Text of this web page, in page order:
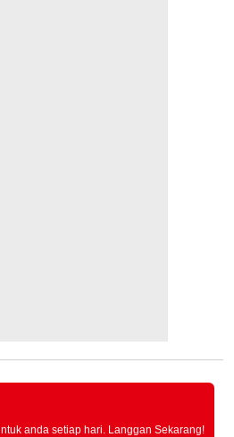
anda setiap hari. Langgan Sekarang!